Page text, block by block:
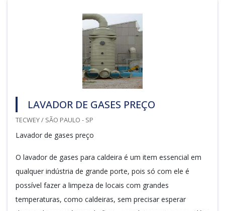
LAVADOR DE GASES PREÇO
TECWEY / SÃO PAULO - SP
Lavador de gases preço
O lavador de gases para caldeira é um item essencial em
qualquer indústria de grande porte, pois só com ele é
possível fazer a limpeza de locais com grandes
temperaturas, como caldeiras, sem precisar esperar